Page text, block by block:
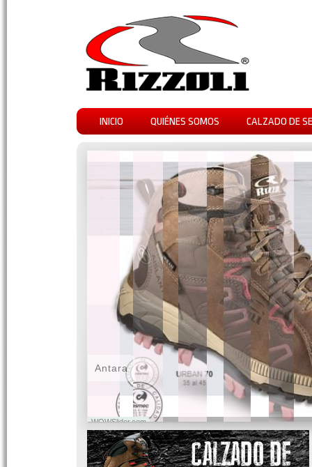
INICIO QUIÉNES SOMOS CALZADO DE
WOWSlider.com
Antara